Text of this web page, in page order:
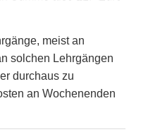
meist an
solchen Lehrgängen
durchaus zu
an Wochenenden